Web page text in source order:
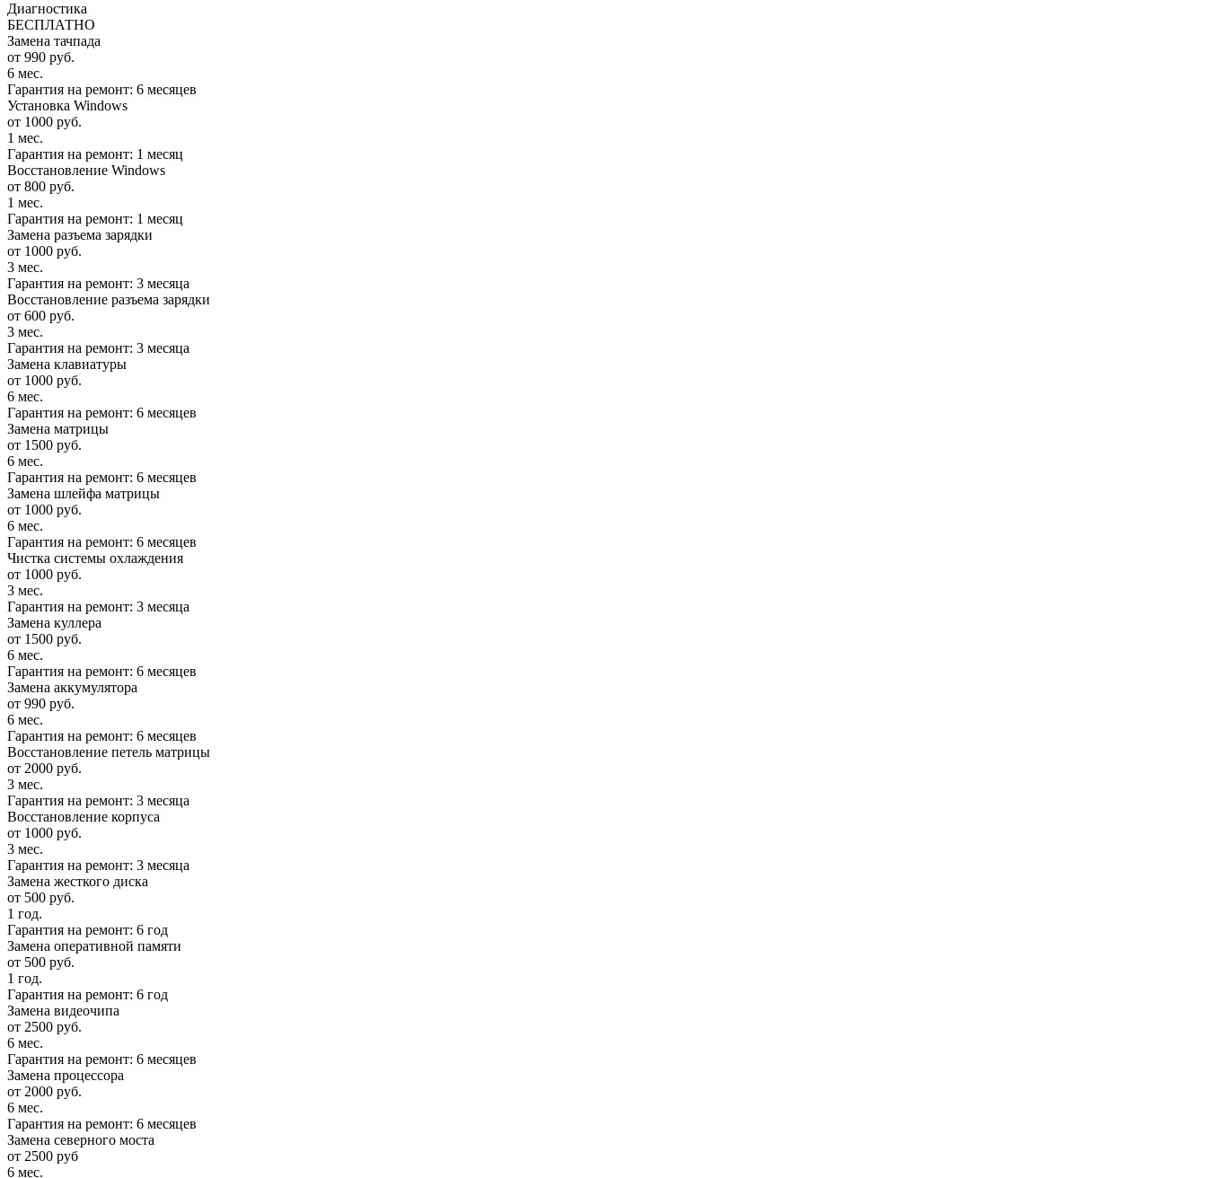
Диагностика
БЕСПЛАТНО
Замена тачпада
от 990 руб.
6 мес.
Гарантия на ремонт: 6 месяцев
Установка Windows
от 1000 руб.
1 мес.
Гарантия на ремонт: 1 месяц
Восстановление Windows
от 800 руб.
1 мес.
Гарантия на ремонт: 1 месяц
Замена разъема зарядки
от 1000 руб.
3 мес.
Гарантия на ремонт: 3 месяца
Восстановление разъема зарядки
от 600 руб.
3 мес.
Гарантия на ремонт: 3 месяца
Замена клавиатуры
от 1000 руб.
6 мес.
Гарантия на ремонт: 6 месяцев
Замена матрицы
от 1500 руб.
6 мес.
Гарантия на ремонт: 6 месяцев
Замена шлейфа матрицы
от 1000 руб.
6 мес.
Гарантия на ремонт: 6 месяцев
Чистка системы охлаждения
от 1000 руб.
3 мес.
Гарантия на ремонт: 3 месяца
Замена куллера
от 1500 руб.
6 мес.
Гарантия на ремонт: 6 месяцев
Замена аккумулятора
от 990 руб.
6 мес.
Гарантия на ремонт: 6 месяцев
Восстановление петель матрицы
от 2000 руб.
3 мес.
Гарантия на ремонт: 3 месяца
Восстановление корпуса
от 1000 руб.
3 мес.
Гарантия на ремонт: 3 месяца
Замена жесткого диска
от 500 руб.
1 год.
Гарантия на ремонт: 6 год
Замена оперативной памяти
от 500 руб.
1 год.
Гарантия на ремонт: 6 год
Замена видеочипа
от 2500 руб.
6 мес.
Гарантия на ремонт: 6 месяцев
Замена процессора
от 2000 руб.
6 мес.
Гарантия на ремонт: 6 месяцев
Замена северного моста
от 2500 руб
6 мес.